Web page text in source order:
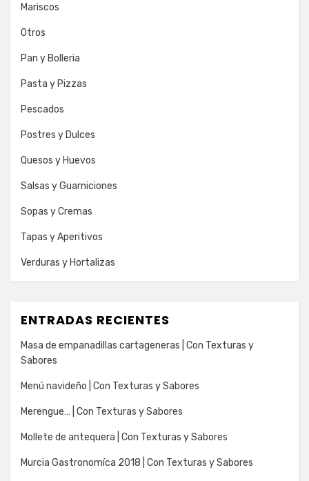
Mariscos
Otros
Pan y Bolleria
Pasta y Pizzas
Pescados
Postres y Dulces
Quesos y Huevos
Salsas y Guarniciones
Sopas y Cremas
Tapas y Aperitivos
Verduras y Hortalizas
ENTRADAS RECIENTES
Masa de empanadillas cartageneras | Con Texturas y
Sabores
Menú navideño | Con Texturas y Sabores
Merengue… | Con Texturas y Sabores
Mollete de antequera | Con Texturas y Sabores
Murcia Gastronomíca 2018 | Con Texturas y Sabores